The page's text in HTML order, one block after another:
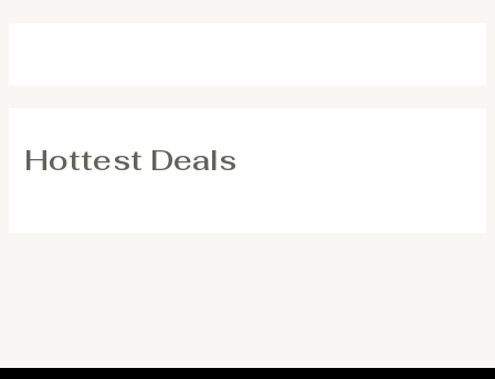
Hottest Deals